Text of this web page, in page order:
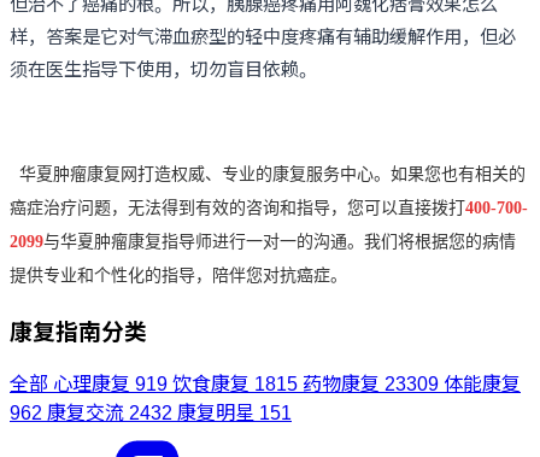
样，答案是它对气滞血瘀型的轻中度疼痛有辅助缓解作用，但必
须在医生指导下使用，切勿盲目依赖。
华夏肿瘤康复网打造权威、专业的康复服务中心。如果您也有相关的
癌症治疗问题，无法得到有效的咨询和指导，您可以直接拨打 400-700-
2099与华夏肿瘤康复指导师进行一对一的沟通。我们将根据您的病情
提供专业和个性化的指导，陪伴您对抗癌症。
康复指南分类
全部 心理康复 919饮食康复 1815 药物康复 23309 体能康复
962康复交流2432康复明星 151